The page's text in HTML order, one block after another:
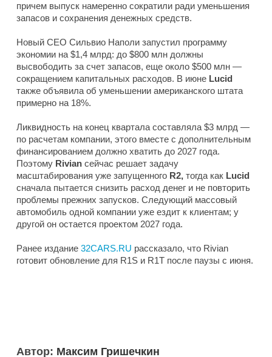
причем выпуск намеренно сократили ради уменьшения
запасов и сохранения денежных средств.
Новый CEO Сильвио Наполи запустил программу
экономии на $1,4 млрд: до $800 млн должны
высвободить за счет запасов, еще около $500 млн —
сокращением капитальных расходов. В июне Lucid
также объявила об уменьшении американского штата
примерно на 18%.
Ликвидность на конец квартала составляла $3 млрд —
по расчетам компании, этого вместе с дополнительным
финансированием должно хватить до 2027 года.
Поэтому Rivian сейчас решает задачу
масштабирования уже запущенного R2, тогда как Lucid
сначала пытается снизить расход денег и не повторить
проблемы прежних запусков. Следующий массовый
автомобиль одной компании уже ездит к клиентам; у
другой он остается проектом 2027 года.
Ранее издание 32CARS.RU рассказало, что Rivian
готовит обновление для R1S и R1T после паузы с июня.
Автор: Максим Гришечкин